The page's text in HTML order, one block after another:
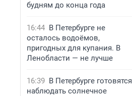
будням до конца года
16:44 В Петербурге не
осталось водоёмов,
пригодных для купания. В
Ленобласти — не лучше
16:39 В Петербурге готовятся
наблюдать солнечное